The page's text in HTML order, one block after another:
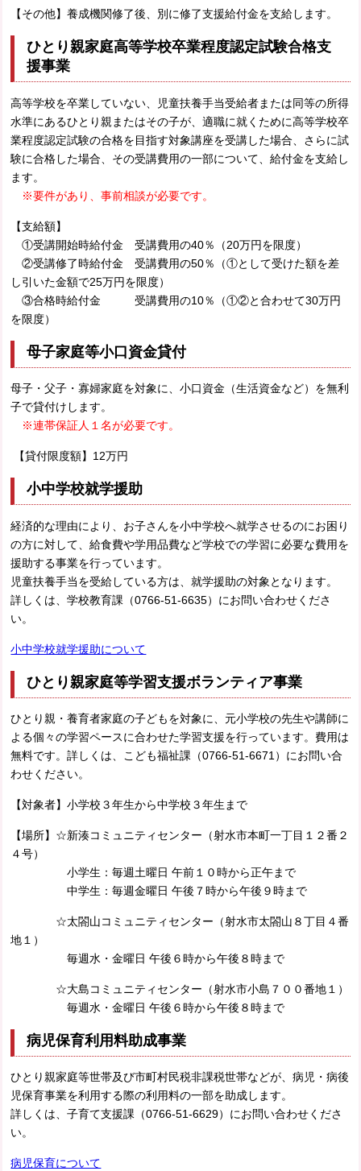
【その他】養成機関修了後、別に修了支援給付金を支給します。
ひとり親家庭高等学校卒業程度認定試験合格支
援事業
高等学校を卒業していない、児童扶養手当受給者または同等の所得
水準にあるひとり親またはその子が、適職に就くために高等学校卒
業程度認定試験の合格を目指す対象講座を受講した場合、さらに試
験に合格した場合、その受講費用の一部について、給付金を支給し
ます。
※要件があり、事前相談が必要です。
【支給額】
①受講開始時給付金 受講費用の40％（20万円を限度）
②受講修了時給付金 受講費用の50％（①として受けた額を差
し引いた金額で25万円を限度）
③合格時給付金 受講費用の10％（①②と合わせて30万円
を限度）
母子家庭等小口資金貸付
母子・父子・寡婦家庭を対象に、小口資金（生活資金など）を無利
子で貸付けします。
※連帯保証人１名が必要です。
【貸付限度額】12万円
小中学校就学援助
経済的な理由により、お子さんを小中学校へ就学させるのにお困り
の方に対して、給食費や学用品費など学校での学習に必要な費用を
援助する事業を行っています。
児童扶養手当を受給している方は、就学援助の対象となります。
詳しくは、学校教育課（0766-51-6635）にお問い合わせくださ
い。
小中学校就学援助について
ひとり親家庭等学習支援ボランティア事業
ひとり親・養育者家庭の子どもを対象に、元小学校の先生や講師に
よる個々の学習ペースに合わせた学習支援を行っています。費用は
無料です。詳しくは、こども福祉課（0766-51-6671）にお問い合
わせください。
【対象者】小学校３年生から中学校３年生まで
【場所】☆新湊コミュニティセンター（射水市本町一丁目１２番２
４号）
小学生：毎週土曜日 午前１０時から正午まで
中学生：毎週金曜日 午後７時から午後９時まで
☆太閤山コミュニティセンター（射水市太閤山８丁目４番
地１）
毎週水・金曜日 午後６時から午後８時まで
☆大島コミュニティセンター（射水市小島７００番地１）
毎週水・金曜日 午後６時から午後８時まで
病児保育利用料助成事業
ひとり親家庭等世帯及び市町村民税非課税世帯などが、病児・病後
児保育事業を利用する際の利用料の一部を助成します。
詳しくは、子育て支援課（0766-51-6629）にお問い合わせくださ
い。
病児保育について